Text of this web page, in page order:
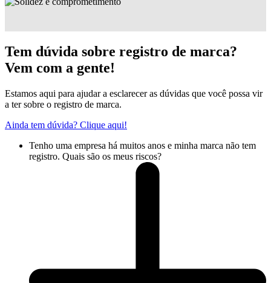
Tem dúvida sobre registro de marca?
Vem com a gente!
Estamos aqui para ajudar a esclarecer as dúvidas que você possa vir
a ter sobre o registro de marca.
Ainda tem dúvida? Clique aqui!
Tenho uma empresa há muitos anos e minha marca não tem
registro. Quais são os meus riscos?